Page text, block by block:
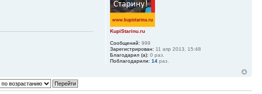
KupiStarinu.ru
Сообщений: 999
Зарегистрирован: 11 апр 2013, 15:48
Благодарил (а): 0 раз.
Поблагодарили: 14раз.